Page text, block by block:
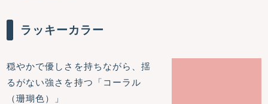
ラッキーカラー
穏やかで優しさを持ちながら、揺
るがない強さを持つ「コーラル
（珊瑚色）」